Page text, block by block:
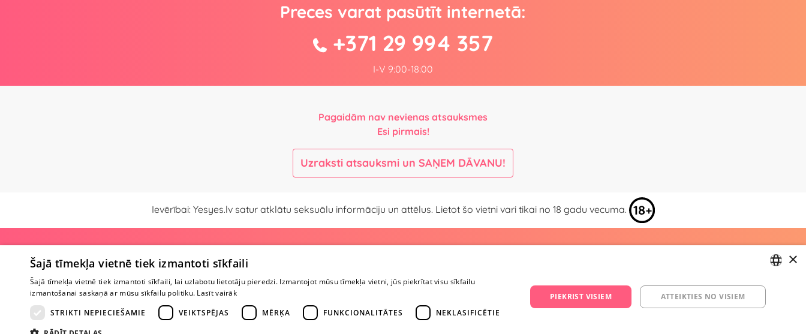
Preces varat pasūtīt internetā:
+371 29 994 357
I-V 9:00-18:00
Pagaidām nav nevienas atsauksmes
Esi pirmais!
Uzraksti atsauksmi un SAŅEM DĀVANU!
Ievērībai: Yesyes.lv satur atklātu seksuālu informāciju un attēlus. Lietot šo vietni vari tikai no 18 gadu vecuma.
Par veikalu
Par mums
Veikali
Atsauksmes
Jautājumi
Maksājumi un piegāde
Maksājumi un piegāde
Preču atgriešana
Lietošanas noteikumi
Kontaktinformācija
+371 29 994 357
info@yesyes.lv
LATVIAN
×
Šajā tīmekļa vietnē tiek izmantoti sīkfaili
Šajā tīmekļa vietnē tiek izmantoti sīkfaili, lai uzlabotu lietotāju pieredzi. Izmantojot mūsu tīmekļa vietni, jūs piekrītat visu sīkfailu
izmantošanai saskaņā ar mūsu sīkfailu politiku. Lasīt vairāk
STRIKTI NEPIECIEŠAMIE
VEIKTSPĒJAS MĒRĶA FUNKCIONALITĀTES NEKLASIFICĒTIE
PIEKRIST VISIEM ATTEIKTIES NO VISIEM